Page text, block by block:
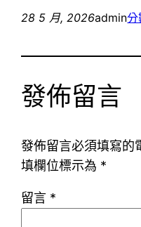
28 5 月, 2026admin分
發佈留言
發佈留言必須填寫的
填欄位標示為 *
留言 *